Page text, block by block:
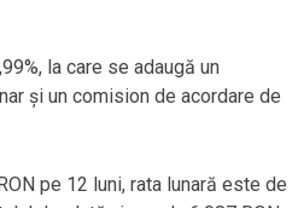
la care se adaugă un
și un comision de acordare de
pe 12 luni, rata lunară este de